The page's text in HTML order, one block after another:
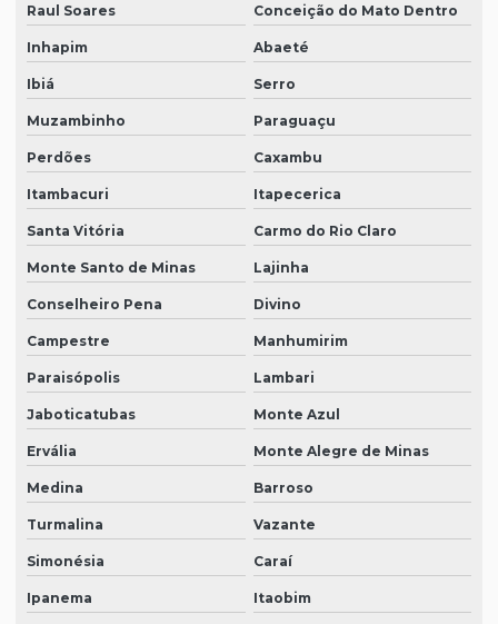
Raul Soares Conceição do Mato Dentro
Inhapim Abaeté
Ibiá Serro
Muzambinho Paraguaçu
Perdões Caxambu
Itambacuri Itapecerica
Santa Vitória Carmo do Rio Claro
Monte Santo de Minas Lajinha
Conselheiro Pena Divino
Campestre Manhumirim
Paraisópolis Lambari
Jaboticatubas Monte Azul
Ervália Monte Alegre de Minas
Medina Barroso
Turmalina Vazante
Simonésia Caraí
Ipanema Itaobim